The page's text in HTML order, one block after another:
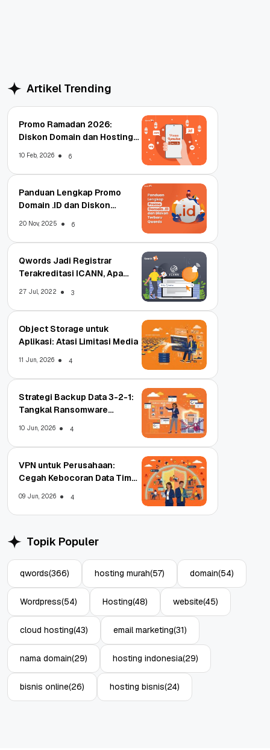
Artikel Trending
Promo Ramadan 2026:
Diskon Domain dan Hosting
Qwords
10 Feb, 2026 6
Panduan Lengkap Promo
Domain .ID dan Diskon
Terbaru
20 Nov, 2025 6
Qwords Jadi Registrar
Terakreditasi ICANN, Apa
Untungnya?
27 Jul, 2022 3
Object Storage untuk
Aplikasi: Atasi Limitasi Media
11 Jun, 2026 4
Strategi Backup Data 3-2-1:
Tangkal Ransomware
Enterprise
10 Jun, 2026 4
VPN untuk Perusahaan:
Cegah Kebocoran Data Tim
WFA!
09 Jun, 2026 4
Topik Populer
qwords(366) hosting murah(57) domain(54)
Wordpress(54) Hosting(48) website(45)
cloud hosting(43) email marketing(31)
nama domain(29) hosting indonesia(29)
bisnis online(26) hosting bisnis(24)